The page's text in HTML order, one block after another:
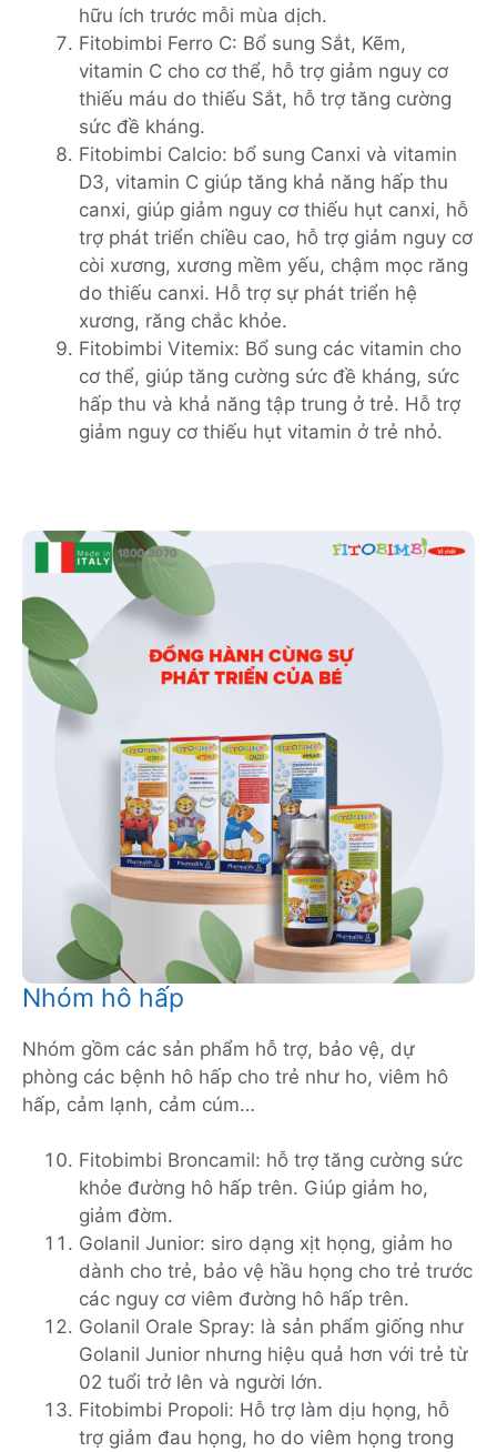
hữu ích trước mỗi mùa dịch.
Fitobimbi Ferro C: Bổ sung Sắt, Kẽm,
vitamin C cho cơ thể, hỗ trợ giảm nguy cơ
thiếu máu do thiếu Sắt, hỗ trợ tăng cường
sức đề kháng.
Fitobimbi Calcio: bổ sung Canxi và vitamin
D3, vitamin C giúp tăng khả năng hấp thu
canxi, giúp giảm nguy cơ thiếu hụt canxi, hỗ
trợ phát triển chiều cao, hỗ trợ giảm nguy cơ
còi xương, xương mềm yếu, chậm mọc răng
do thiếu canxi. Hỗ trợ sự phát triển hệ
xương, răng chắc khỏe.
Fitobimbi Vitemix: Bổ sung các vitamin cho
cơ thể, giúp tăng cường sức đề kháng, sức
hấp thu và khả năng tập trung ở trẻ. Hỗ trợ
giảm nguy cơ thiếu hụt vitamin ở trẻ nhỏ.
Nhóm hô hấp
Nhóm gồm các sản phẩm hỗ trợ, bảo vệ, dự
phòng các bệnh hô hấp cho trẻ như ho, viêm hô
hấp, cảm lạnh, cảm cúm…
Fitobimbi Broncamil: hỗ trợ tăng cường sức
khỏe đường hô hấp trên. Giúp giảm ho,
giảm đờm.
Golanil Junior: siro dạng xịt họng, giảm ho
dành cho trẻ, bảo vệ hầu họng cho trẻ trước
các nguy cơ viêm đường hô hấp trên.
Golanil Orale Spray: là sản phẩm giống như
Golanil Junior nhưng hiệu quả hơn với trẻ từ
02 tuổi trở lên và người lớn.
Fitobimbi Propoli: Hỗ trợ làm dịu họng, hỗ
trợ giảm đau họng, ho do viêm họng trong